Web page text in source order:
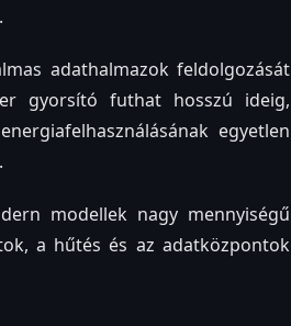
adathalmazok feldolgozását
gyorsító futhat hosszú ideig,
egyetlen
modellek nagy mennyiségű
a hűtés és az adatközpontok